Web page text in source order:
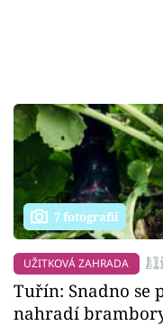
7 fotografií
UŽITKOVÁ ZAHRADA
Tuřín: Snadno se
nahradí